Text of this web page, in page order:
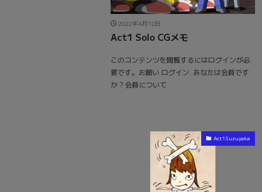
2022年4月12日
Act1 Solo CGメモ
このコンテンツを閲覧するにはログインが必
要です。お願い ログイン. あなたは会員です
か ? 会員について
Act1Suzuyaka